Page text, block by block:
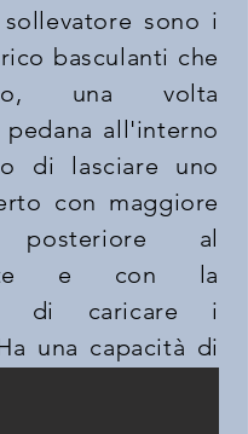
sono i
basculanti che
una volta
pedana all'interno
di lasciare uno
con maggiore
posteriore al
e con la
di caricare i
una capacità di
a 350 kg con